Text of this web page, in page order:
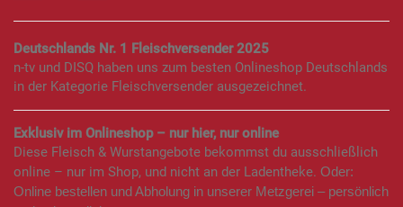
Deutschlands Nr. 1 Fleischversender 2025
n-tv und DISQ haben uns zum besten Onlineshop Deutschlands
in der Kategorie Fleischversender ausgezeichnet.
Exklusiv im Onlineshop – nur hier, nur online
Diese Fleisch & Wurstangebote bekommst du ausschließlich
online – nur im Shop, und nicht an der Ladentheke. Oder:
Online bestellen und Abholung in unserer Metzgerei – persönlich